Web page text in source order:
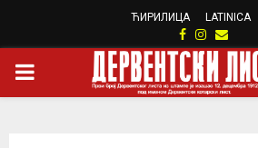
ЋИРИЛИЦА LATINICA
Facebook
Instagram
Email
PRIMARY